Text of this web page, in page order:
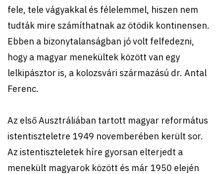
fele, tele vágyakkal és félelemmel, hiszen nem
tudták mire számíthatnak az ötödik kontinensen.
Ebben a bizonytalanságban jó volt felfedezni,
hogy a magyar menekültek között van egy
lelkipásztor is, a kolozsvári származású dr. Antal
Ferenc.
Az első Ausztráliában tartott magyar református
istentiszteletre 1949 novemberében került sor.
Az istentiszteletek híre gyorsan elterjedt a
menekült magyarok között és már 1950 elején